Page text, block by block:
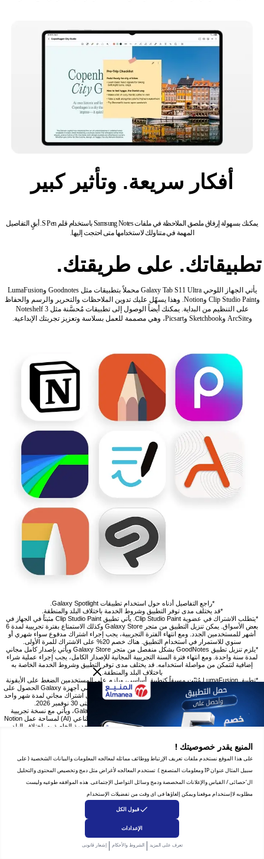
المنيع يقدر خصوصيتك !
على هذا الموقع نستخدم ملفات تعريف الإرتباط ووظائف مماثله لمعالجه المعلومات والبيانات الشخصية ( على
سبيل المثال عنوان IP ومعلومات المتصفح ). تستخدم المعالجه لأغراض مثل دمج وتخصيص المحتوى والتحليل
ال‘حصائى / القياس والإعلانات المخصصة ودمج وسائل التواصل الإجتماعى. هذه الموافقه طوعيه وليست
مطلوبه لاإستخدام موقعنا ويمكن إلغاؤها فى اى وقت من تفضيلات الإستخدام
قبول الكل
الإعدادات
تعرف على المزيد |الشروط والأحكام |إشعار قانونى
أفكار سريعة. وتأثير كبير
يمكنك بسهولة إرفاق ملصق الملاحظة في ملفات Samsung Notes باستخدام قلم S Pen. أبقٍ التفاصيل
المهمة في متناولك لاستخدامها متى احتجت إليها.
تطبيقاتك. على طريقتك.
يأتي الجهاز اللوحي Galaxy Tab S11 Ultra محملاً بتطبيقات مثل Goodnotes وLumaFusion
وClip Studio Paint وNotion. وهذا يسهّل عليك تدوين الملاحظات والتحرير والرسم والحفاظ
على التنظيم من البداية. يمكنك أيضاً الوصول إلى تطبيقات مُحسَّنة مثل Noteshelf 3
وArcSite وSketchbook وPicsart، وهي مصممة للعمل بسلاسة وتعزيز تجربتك الإبداعية.
*راجع التفاصيل أدناه حول استخدام تطبيقات Galaxy Spotlight.
*قد يختلف مدى توفر التطبيق وشروط الخدمة باختلاف البلد والمنطقة.
*يتطلب الاشتراك في عضوية Clip Studio Paint. يأتي تطبيق Clip Studio Paint مثبتاً في الجهاز في
بعض الأسواق. يمكن تنزيل التطبيق من متجر Galaxy Store وكذلك الاستمتاع بفترة تجريبية لمدة 6
أشهر للمستخدمين الجدد. ومع انتهاء الفترة التجريبية، يجب إجراء اشتراك مدفوع سواء شهري أو
سنوي للاستمرار في استخدام التطبيق. هناك خصم 20% على الاشتراك للمرة الأولى.
*يلزم تنزيل تطبيق GoodNotes بشكل منفصل من متجر Galaxy Store ويأتي بإصدار كامل مجاني
لمدة سنة واحدة. ومع انتهاء فترة السنة التجريبية المجانية للإصدار الكامل، يجب إجراء عملية شراء
إضافية لتتمكن من مواصلة استخدامه. قد يختلف مدى توفر التطبيق وشروط الخدمة الخاصة به
باختلاف البلد والمنطقة.
*تطبيق LumaFusion مُثبّت مسبقاً كتطبيق أساسي، ويلزم على المستخدمين الضغط على الأيقونة
وإتمام عملية الشراء من متجر Galaxy Store. يمكن لجميع مستخدمي أجهزة Galaxy الحصول على
خصم يبلغ 66% عند الشراء من متجر Galaxy Store والحصول على اشتراك مجاني لمدة شهر واحد
في Creator Pass. يسري عرض الخصم بمعدل 66% حتى 30 نوفمبر 2026.
*يتطلب تطبيق Notion التنزيل بشكل منفصل من متجر Galaxy Store، ويأتي مع نسخة تجريبية
مجانية لمدة شهر واحد من خطة Notion Plus مع تقنية الذكاء الاصطناعي (AI) لمساحة عمل Notion
واحدة تم إنشاؤها حديثاً. قد يختلف مدى توفر التطبيق وشروط الخدمة الخاصة به باختلاف البلد
30% على الترقية عبر متجر Galaxy Store فقط.
*يتطلب تطبيق ArcSite التنزيل بشكل منفصل من متجر Galaxy Store ويمكن استخدامه لفترة
تجريبية تبلغ شهر واحد للمستخدمين الجدد. ومع انتهاء الفترة التجريبية، يجب إجراء اشتراك مدفوع
سواء شهري أو سنوي للاستمرار في استخدام التطبيق. هناك خصم 30% على الاشتراك الشهري
للمرة الأولى. قد يختلف مدى توفر التطبيق وشروط الخدمة الخاصة به باختلاف البلد والمنطقة.
تستلزم الميزات الإضافية عملية شراء منفصلة.